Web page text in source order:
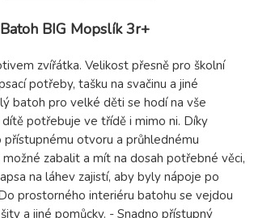
BIG Mopslík 3r+
zvířátka. Velikost přesně pro školní
potřeby, tašku na svačinu a jiné
batoh pro velké děti se hodí na vše
potřebuje ve třídě i mimo ni. Díky
přístupnému otvoru a průhlednému
zabalit a mít na dosah potřebné věci,
na láhev zajistí, aby byly nápoje po
prostorného interiéru batohu se vejdou
a jiné pomůcky. - Snadno přístupný